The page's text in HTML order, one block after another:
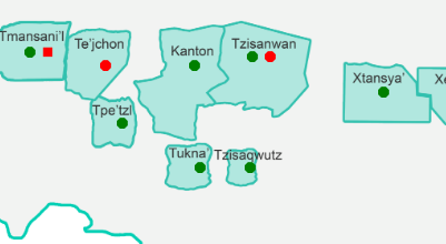
⯃ ⯀
⯃
⯃ ⯃
⯃
⯃
⯃
⯃ ⯃